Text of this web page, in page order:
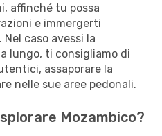
affinché tu possa
e immergerti
caso avessi la
lungo, ti consigliamo di
assaporare la
nelle sue aree pedonali.
Mozambico?